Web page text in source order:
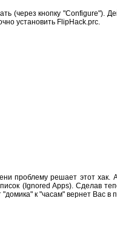
(через кнопку "Configure").
установить FlipHack.prc.
проблему решает этот хак.
(Ignored Apps). Сделав
к "часам" вернет Вас